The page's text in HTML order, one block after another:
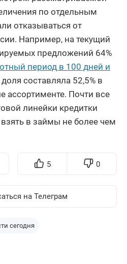
по отдельным
отказываться от
Например, на текущий
предложений 64%
период в 100 дней и
составляла 52,5% в
ассортименте. Почти все
линейки кредитки
в займы не более чем
5 0
на Телеграм
сегодня